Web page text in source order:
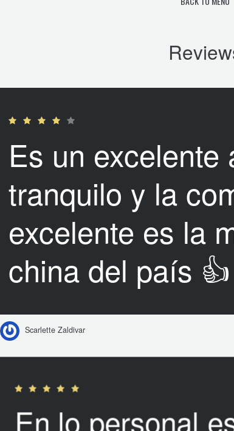
Es un excelente
tranquilo y la
excelente es la
china del país 👍
Scarlette Zaldivar
En lo personal